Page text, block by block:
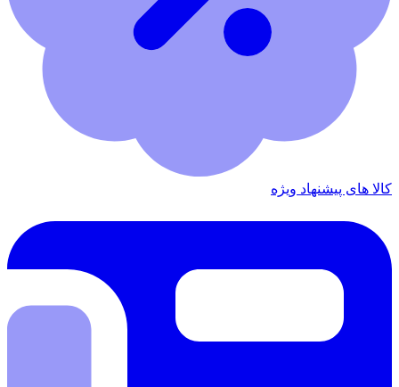
کالا های پیشنهاد ویژه